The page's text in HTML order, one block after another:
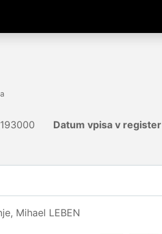
Datum vpisa v register
Mihael LEBEN